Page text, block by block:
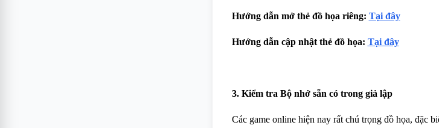
Hướng dẫn mở thẻ đồ họa riêng: Tại đây
Hướng dẫn cập nhật thẻ đồ họa: Tại đây
3. Kiểm tra Bộ nhớ sẵn có trong giả lập
Các game online hiện nay rất chú trọng đồ họa, đặc